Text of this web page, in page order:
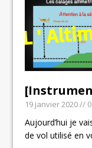
19 janvier 2020//
Aujourd’hui je
de vol utilisé en